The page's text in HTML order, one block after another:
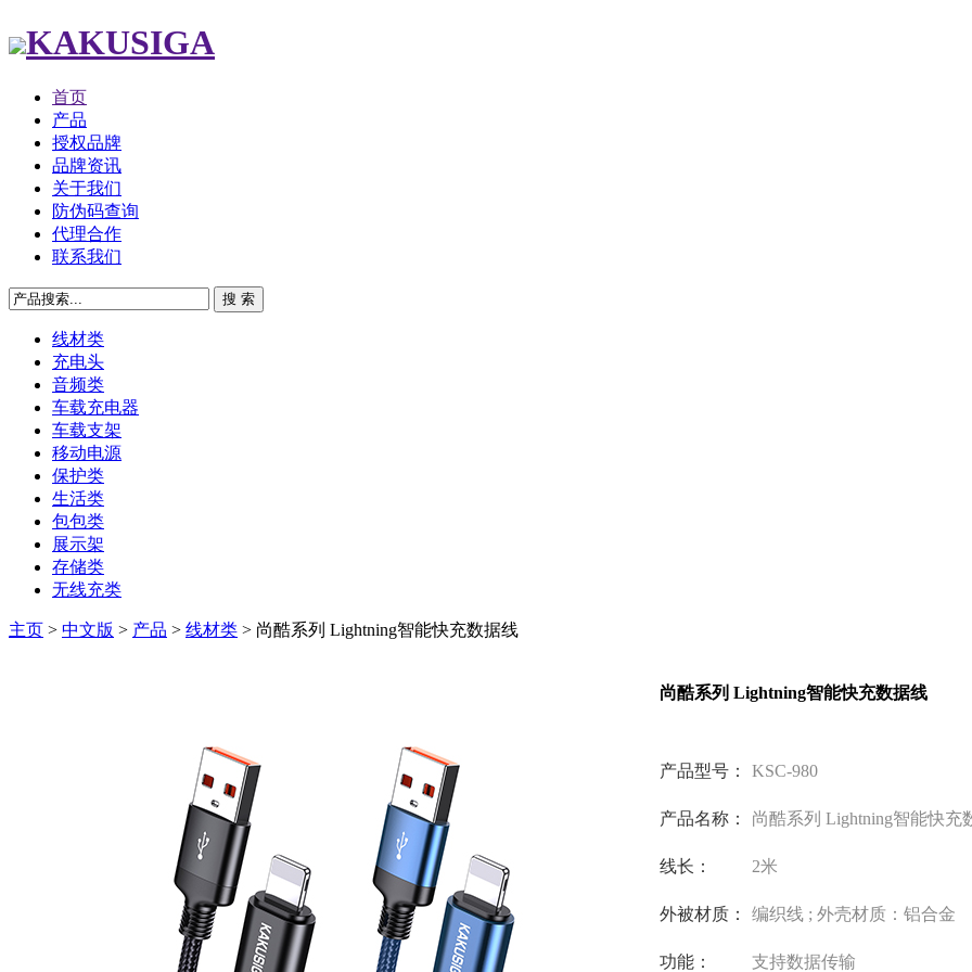
KAKUSIGA
首页
产品
授权品牌
品牌资讯
关于我们
防伪码查询
代理合作
联系我们
线材类
充电头
音频类
车载充电器
车载支架
移动电源
保护类
生活类
包包类
展示架
存储类
无线充类
主页 > 中文版 > 产品 > 线材类 > 尚酷系列 Lightning智能快充数据线
尚酷系列 Lightning智能快充数据线
产品型号： KSC-980
产品名称： 尚酷系列 Lightning智能快充
线长： 2米
外被材质： 编织线 ; 外壳材质：铝合金
功能： 支持数据传输